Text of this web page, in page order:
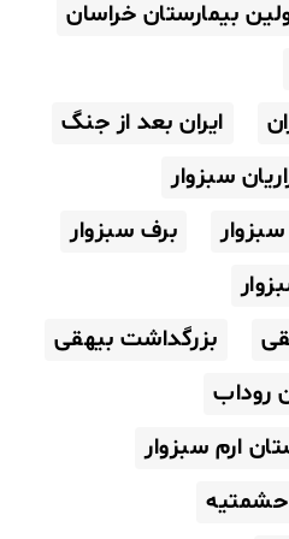
بیمارستان خراسان
ایران بعد از جنگ
سبزوار
برف سبزوار
بزرگداشت بیهقی
روداب
ارم سبزوار
حشمتیه